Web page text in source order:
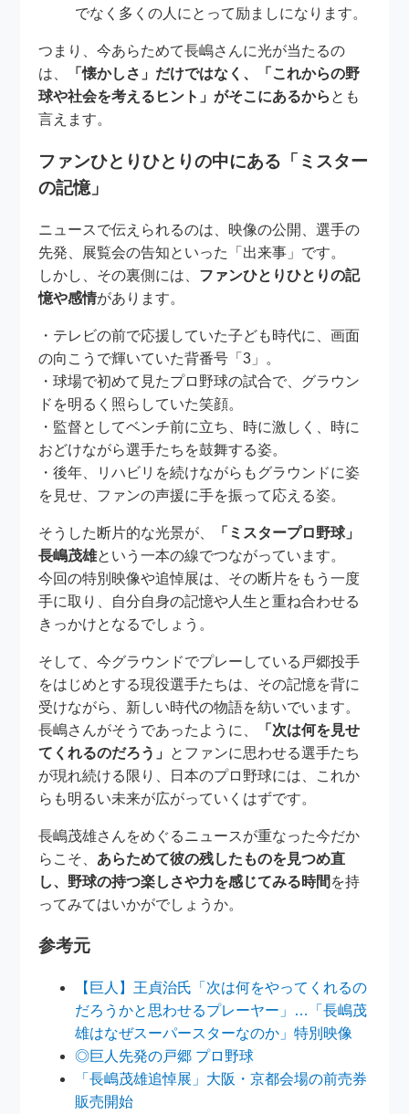
でなく多くの人にとって励ましになります。
つまり、今あらためて長嶋さんに光が当たるの
は、
「懐かしさ」だけではなく、「これからの野
球や社会を考えるヒント」がそこにあるから とも
言えます。
ファンひとりひとりの中にある「ミスター
の記憶」
ニュースで伝えられるのは、映像の公開、選手の
先発、展覧会の告知といった「出来事」です。
しかし、その裏側には、 ファンひとりひとりの記
憶や感情があります。
・テレビの前で応援していた子ども時代に、画面
の向こうで輝いていた背番号「3」。
・球場で初めて見たプロ野球の試合で、グラウン
ドを明るく照らしていた笑顔。
・監督としてベンチ前に立ち、時に激しく、時に
おどけながら選手たちを鼓舞する姿。
・後年、リハビリを続けながらもグラウンドに姿
を見せ、ファンの声援に手を振って応える姿。
そうした断片的な光景が、
「ミスタープロ野球」
長嶋茂雄という一本の線でつながっています。
今回の特別映像や追悼展は、その断片をもう一度
手に取り、自分自身の記憶や人生と重ね合わせる
きっかけとなるでしょう。
そして、今グラウンドでプレーしている戸郷投手
をはじめとする現役選手たちは、その記憶を背に
受けながら、新しい時代の物語を紡いでいます。
長嶋さんがそうであったように、
「次は何を見せ
てくれるのだろう」 とファンに思わせる選手たち
が現れ続ける限り、日本のプロ野球には、これか
らも明るい未来が広がっていくはずです。
長嶋茂雄さんをめぐるニュースが重なった今だか
らこそ、 あらためて彼の残したものを見つめ直
し、野球の持つ楽しさや力を感じてみる時間 を持
ってみてはいかがでしょうか。
参考元
【巨人】王貞治氏「次は何をやってくれるの
だろうかと思わせるプレーヤー」…「長嶋茂
雄はなぜスーパースターなのか」特別映像
◎巨人先発の戸郷 プロ野球
「長嶋茂雄追悼展」大阪・京都会場の前売券
販売開始